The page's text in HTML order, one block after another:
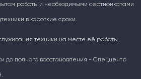
работы и необходимыми сертификатами
в короткие сроки.
техники на месте её работы.
до полного восстановления - Спеццентр